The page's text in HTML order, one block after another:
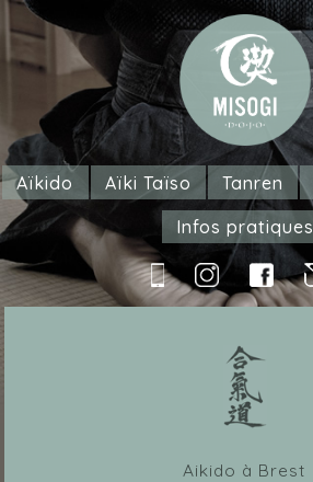
Aïkido Aïki Taïso Tanren
Infos pratiques
Aikido à Brest